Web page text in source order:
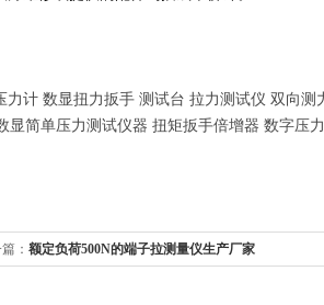
计 数显扭力扳手 测试台 拉力测试仪 双向
简单压力测试仪器 扭矩扳手倍增器 数字压
： 额定负荷500N的端子拉测量仪生产厂家